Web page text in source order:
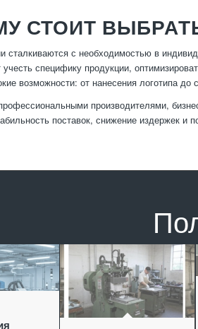
СТОИТ
сталкиваются с необходимостью в
учесть специфику продукции,
возможности: от нанесения логотипа
производителями,
поставок, снижение издержек и